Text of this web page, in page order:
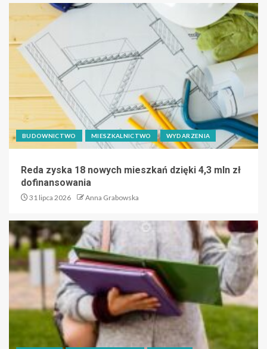
BUDOWNICTWO MIESZKALNICTWO WYDARZENIA
Reda zyska 18 nowych mieszkań dzięki 4,3 mln zł
dofinansowania
31 lipca 2026 Anna Grabowska